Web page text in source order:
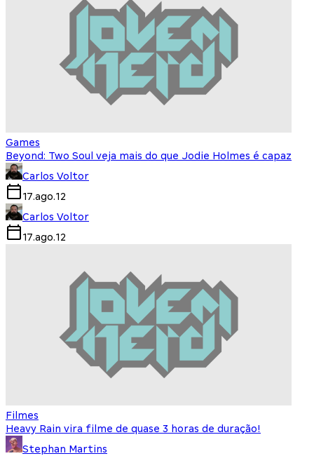
Games
Beyond: Two Soul veja mais do que Jodie Holmes é capaz
Carlos Voltor
17.ago.12
Carlos Voltor
17.ago.12
Filmes
Heavy Rain vira filme de quase 3 horas de duração!
Stephan Martins